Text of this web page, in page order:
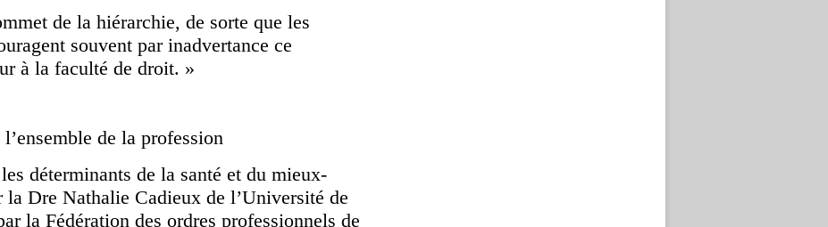
de la hiérarchie, de sorte que les
souvent par inadvertance ce
à la faculté de droit. »
de la profession
déterminants de la santé et du mieux-
la Dre Nathalie Cadieux de l’Université de
la Fédération des ordres professionnels de